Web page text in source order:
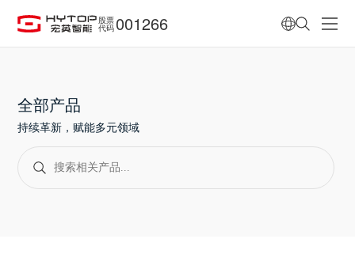
股票
代码 001266
全部产品
持续革新，赋能多元领域